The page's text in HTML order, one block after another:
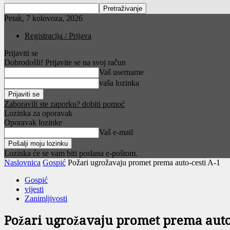
Petak, 7 kolovoza, 2026
Registracija / Prijava
Prijaviti se
Dobrodošli! Prijavite se na svoj račun
Vaš username
vaša lozinka
Zaboravili ste zaporku? dobiti pomoć
Lozinka za oporavak
Oporavak lozinke
Vaš e-mail
Lozinka će se vam biti poslana e-poštom.
Naslovnica Gospić Požari ugrožavaju promet prema auto-cesti A-1
Gospić
vijesti
Zanimljivosti
Požari ugrožavaju promet prema